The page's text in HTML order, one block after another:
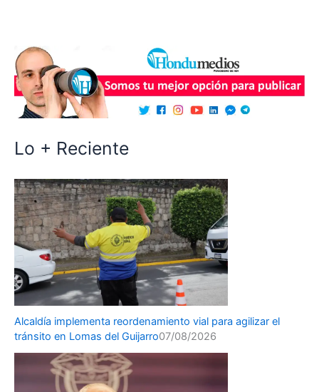
Lo + Reciente
Alcaldía implementa reordenamiento vial para agilizar el
tránsito en Lomas del Guijarro07/08/2026